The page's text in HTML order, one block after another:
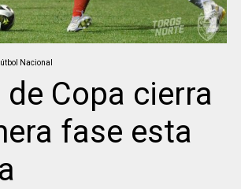
Nacional
Copa cierra
fase esta